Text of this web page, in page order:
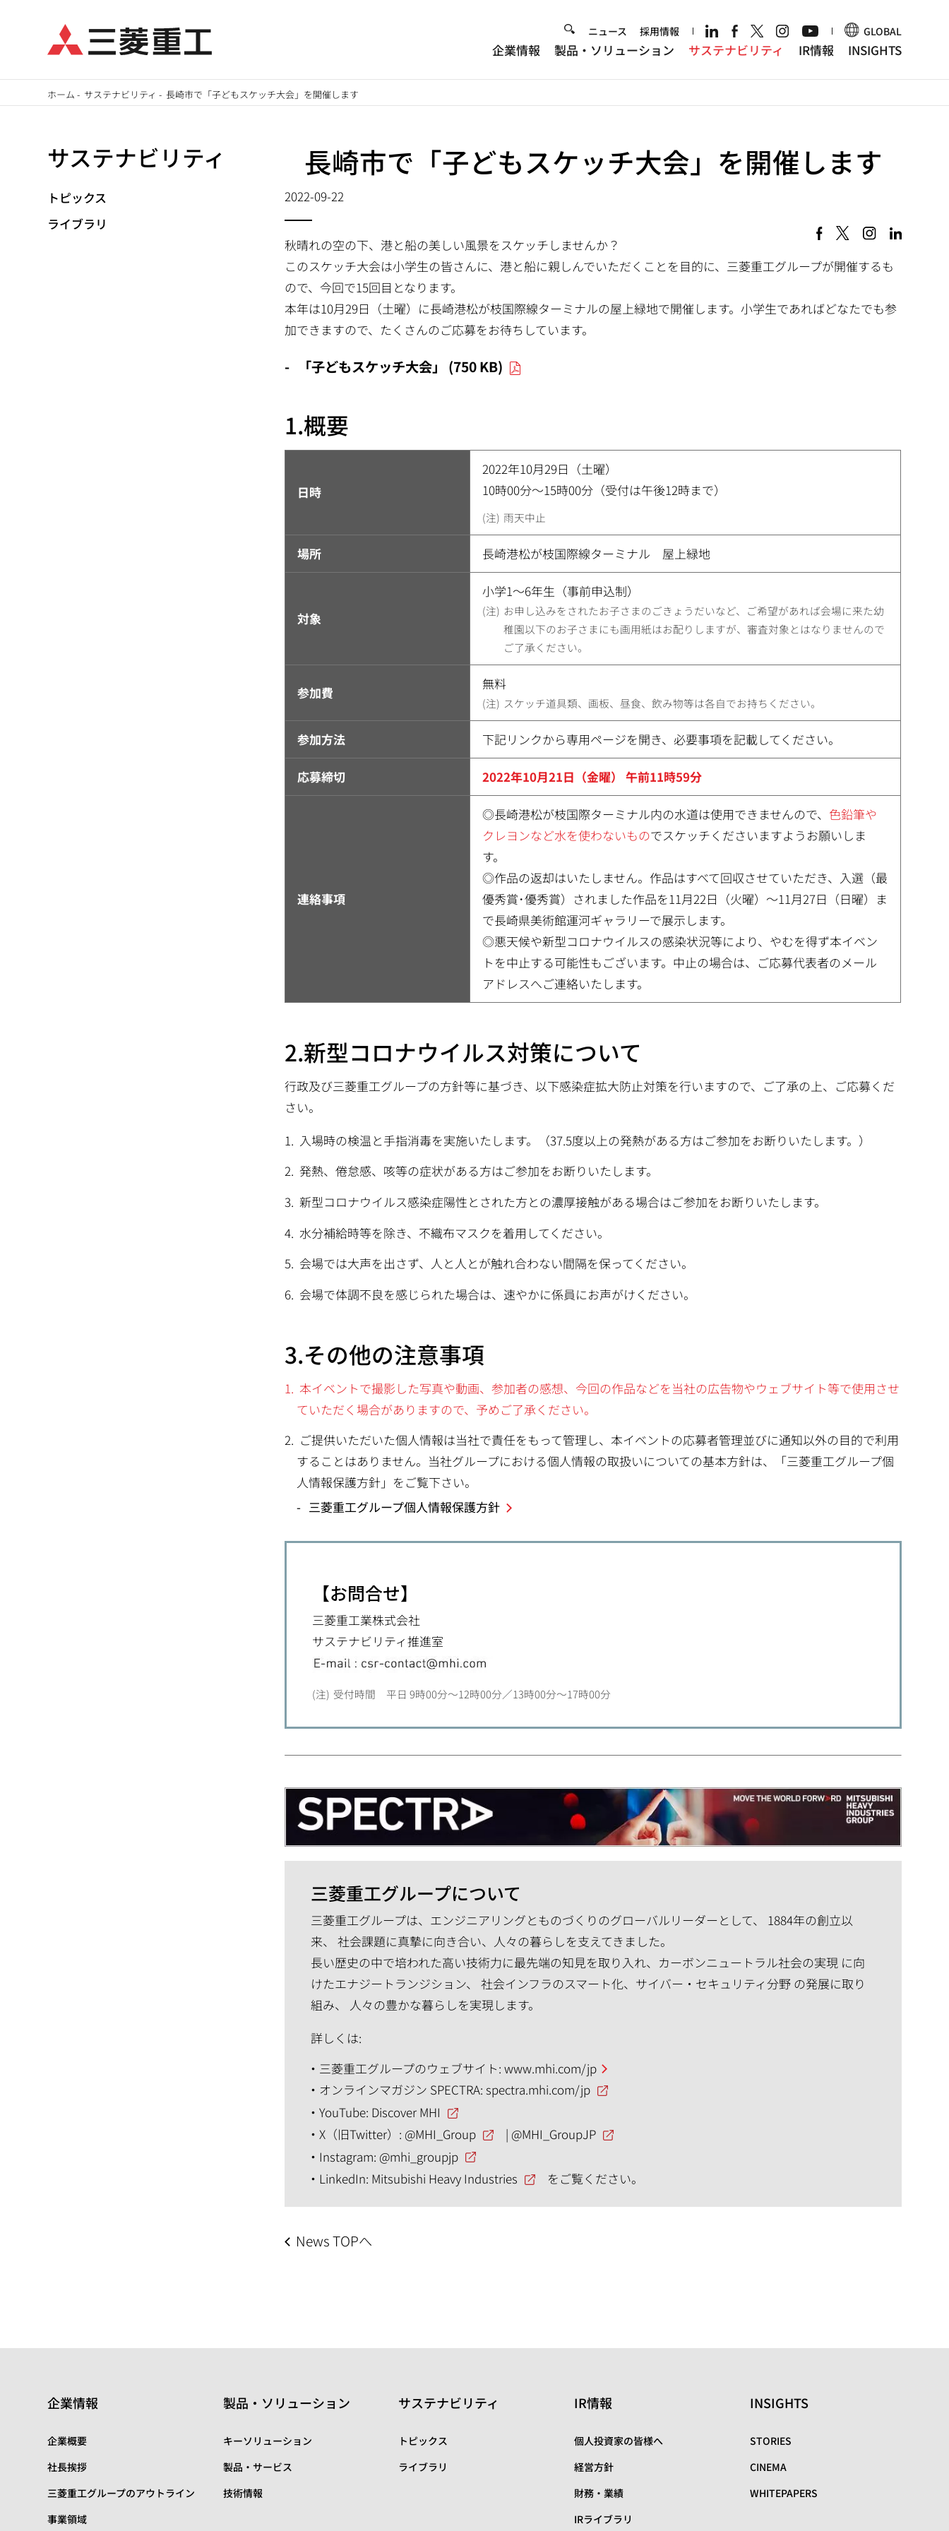
イ
Header
ニュース 採用情報 GLOBAL
企業情報 製品・ソリューション サステナビリティ IR情報 INSIGHTS
ホーム - サステナビリティ -長崎市で「子どもスケッチ大会」を開催します
長崎市で「子どもスケッチ大会」を開催します
2022-09-22
秋晴れの空の下、港と船の美しい風景をスケッチしませんか？
このスケッチ大会は小学生の皆さんに、港と船に親しんでいただくことを目的に、三菱重工グループが開催するも
ので、今回で15回目となります。
本年は10月29日（土曜）に長崎港松が枝国際線ターミナルの屋上緑地で開催します。小学生であればどなたでも参
加できますので、たくさんのご応募をお待ちしています。
「子どもスケッチ大会」 (750 KB)
1.概要
日時
2022年10月29日（土曜）
10時00分～15時00分（受付は午後12時まで）
雨天中止
場所 長崎港松が枝国際線ターミナル 屋上緑地
対象
小学1～6年生（事前申込制）
お申し込みをされたお子さまのごきょうだいなど、ご希望があれば会場に来た幼
稚園以下のお子さまにも画用紙はお配りしますが、審査対象とはなりませんので
ご了承ください。
参加費
無料
スケッチ道具類、画板、昼食、飲み物等は各自でお持ちください。
参加方法 下記リンクから専用ページを開き、必要事項を記載してください。
応募締切 2022年10月21日（金曜） 午前11時59分
連絡事項
◎長崎港松が枝国際ターミナル内の水道は使用できませんので、 色鉛筆や
クレヨンなど水を使わないものでスケッチくださいますようお願いしま
す。
◎作品の返却はいたしません。作品はすべて回収させていただき、入選（最
優秀賞･優秀賞）されました作品を11月22日（火曜）～11月27日（日曜）ま
で長崎県美術館運河ギャラリーで展示します。
◎悪天候や新型コロナウイルスの感染状況等により、やむを得ず本イベン
トを中止する可能性もございます。中止の場合は、ご応募代表者のメール
アドレスへご連絡いたします。
2.新型コロナウイルス対策について
行政及び三菱重工グループの方針等に基づき、以下感染症拡大防止対策を行いますので、ご了承の上、ご応募くだ
さい。
入場時の検温と手指消毒を実施いたします。（37.5度以上の発熱がある方はご参加をお断りいたします。）
発熱、倦怠感、咳等の症状がある方はご参加をお断りいたします。
新型コロナウイルス感染症陽性とされた方との濃厚接触がある場合はご参加をお断りいたします。
水分補給時等を除き、不織布マスクを着用してください。
会場では大声を出さず、人と人とが触れ合わない間隔を保ってください。
会場で体調不良を感じられた場合は、速やかに係員にお声がけください。
3.その他の注意事項
本イベントで撮影した写真や動画、参加者の感想、今回の作品などを当社の広告物やウェブサイト等で使用させ
ていただく場合がありますので、予めご了承ください。
ご提供いただいた個人情報は当社で責任をもって管理し、本イベントの応募者管理並びに通知以外の目的で利用
することはありません。当社グループにおける個人情報の取扱いについての基本方針は、「三菱重工グループ個
人情報保護方針」をご覧下さい。
三菱重工グループ個人情報保護方針
【お問合せ】
三菱重工業株式会社
サステナビリティ推進室
受付時間 平日 9時00分～12時00分／13時00分～17時00分
三菱重工グループについて
三菱重工グループは、エンジニアリングとものづくりのグローバルリーダーとして、 1884年の創立以
来、 社会課題に真摯に向き合い、人々の暮らしを支えてきました。
長い歴史の中で培われた高い技術力に最先端の知見を取り入れ、カーボンニュートラル社会の実現 に向
けたエナジートランジション、 社会インフラのスマート化、サイバー・セキュリティ分野 の発展に取り
組み、 人々の豊かな暮らしを実現します。
詳しくは:
三菱重工グループのウェブサイト: www.mhi.com/jp
オンラインマガジン SPECTRA: spectra.mhi.com/jp
YouTube: Discover MHI
X（旧Twitter）: @MHI_Group | @MHI_GroupJP
Instagram: @mhi_groupjp
LinkedIn: Mitsubishi Heavy Industries をご覧ください。
News TOPへ
サステナビリティ
トピックス
ライブラリ
企業情報
企業概要
社長挨拶
三菱重工グループのアウトライン
事業領域
製品・ソリューション
キーソリューション
製品・サービス
技術情報
サステナビリティ
トピックス
ライブラリ
IR情報
個人投資家の皆様へ
経営方針
財務・業績
IRライブラリ
INSIGHTS
STORIES
CINEMA
WHITEPAPERS